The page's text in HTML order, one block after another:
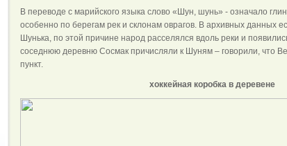
В переводе с марийского языка слово «Шун, шунь» - означало
особенно по берегам рек и склонам оврагов. В архивных данных
Шунька, по этой причине народ расселялся вдоль реки и
соседнюю деревню Сосмак причисляли к Шуням – говорили, что
пункт.
хоккейная коробка в деревене